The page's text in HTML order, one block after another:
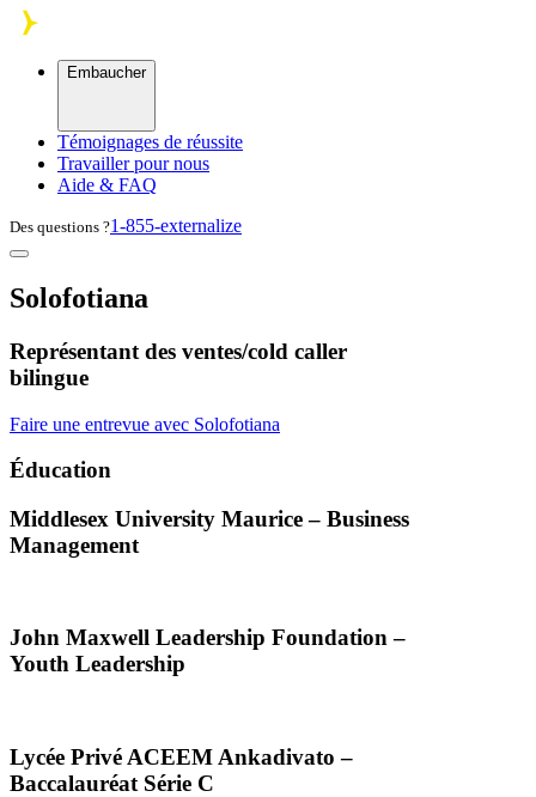
Skip to main content
Embaucher
Témoignages de réussite
Travailler pour nous
Aide & FAQ
Des questions ?1-855-externalize
Solofotiana
Représentant des ventes/cold caller
bilingue
Faire une entrevue avec Solofotiana
Éducation
Middlesex University Maurice – Business
Management
John Maxwell Leadership Foundation –
Youth Leadership
Lycée Privé ACEEM Ankadivato –
Baccalauréat Série C